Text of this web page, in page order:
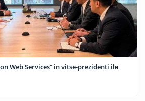
Web Services” in vitse-prezidenti ilə